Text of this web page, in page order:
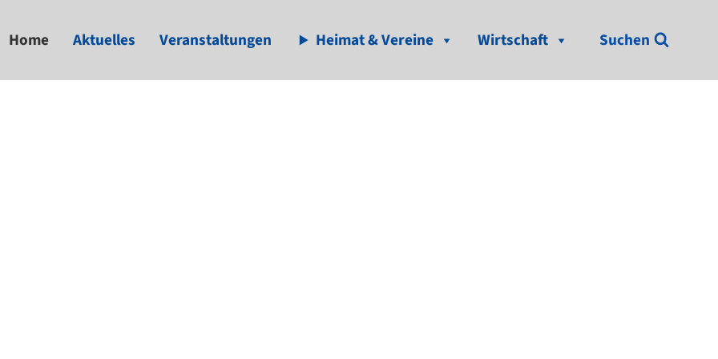
Home Aktuelles Veranstaltungen Heimat & Vereine Wirtschaft Suchen